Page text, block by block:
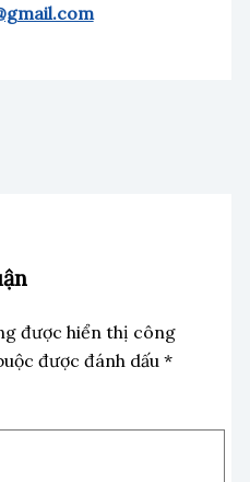
được hiển thị công
được đánh dấu *